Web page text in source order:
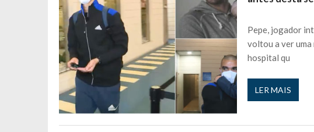
Maria Botelho Moniz coloca ‘pontos nos is’: “Ficou
Sara Santos fica em “pânico” durante exercício
Filipe Delgado volta a imitar o instrutor e é
Gonçalo Quinaz CRITICA “dança” de Cláudio
Catarina Miranda revela “cachet” após entrevista
PSP já tomou medidas em relação ao homem que
Pepe, jogador
voltou a ver uma
hospital qu
LER MAIS